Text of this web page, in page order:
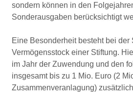
sondern können in den
Sonderausgaben berücksichtigt
Eine Besonderheit besteht bei der
Vermögensstock einer Stiftung.
im Jahr der Zuwendung und den
insgesamt bis zu 1 Mio. Euro (2
Zusammenveranlagung)